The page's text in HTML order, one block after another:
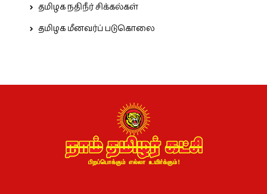
தமிழக நதிநீர் சிக்கல்கள்
தமிழக மீனவர்ப் படுகொலை